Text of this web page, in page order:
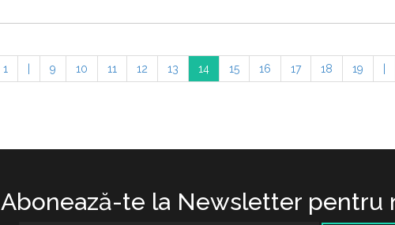
1 9 10 11 12 13 14 15 16 17 18 19
Abonează-te la Newsletter pentru